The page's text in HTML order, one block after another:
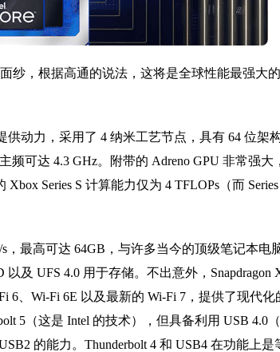
纱，根据高通的说法，这将是全球性能最强大
供动力，采用了 4 纳米工艺节点，具有 64 位架构
频可达 4.3 GHz。附带的 Adreno GPU 非常强大
Series S 计算能力仅为 4 TFLOPs（而
最高可达 64GB，与许多当今的顶级笔记本电
及 UFS 4.0 用于存储。不出意外，Snapdragon
6、Wi-Fi 6E 以及最新的 Wi-Fi 7，提供了现代化
5（这是 Intel 的技术），但具备利用 USB 4.0
的能力。Thunderbolt 4 和 USB4 在功能上是